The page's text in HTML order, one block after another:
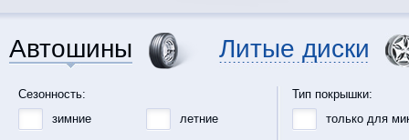
Автошины Литые диски
Сезонность:
зимние
летние
Тип покрышки:
только для